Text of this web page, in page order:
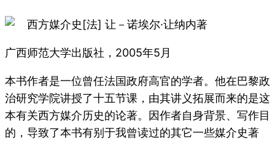
西方媒介史[法] 让－诺埃尔·让纳内著
广西师范大学出版社，2005年5月
本书作者是一位曾任法国政府高官的学者。他在巴黎政
治研究学院讲授了十五节课，由其讲义拓展而来的是这
本有关西方媒介历史的论著。因作者自身背景、写作目
的，导致了本书有别于我曾读过的其它一些媒介史著